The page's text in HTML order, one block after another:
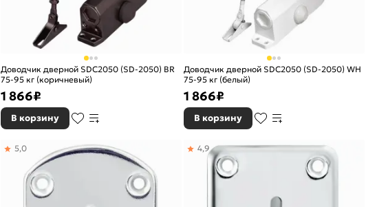
Доводчик дверной SDC2050 (SD-2050) BR
75-95 кг (коричневый)
1 866₽
В корзину
Доводчик дверной SDC2050 (SD-2050) WH
75-95 кг (белый)
1 866₽
В корзину
5,0 4,9